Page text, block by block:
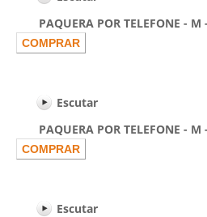
PAQUERA POR TELEFONE - M
Escutar
PAQUERA POR TELEFONE - M
Escutar